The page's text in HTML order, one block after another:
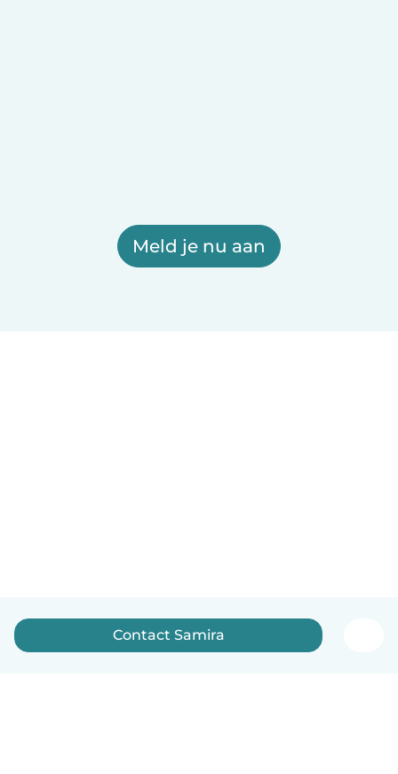
Meld je nu aan
Contact Samira